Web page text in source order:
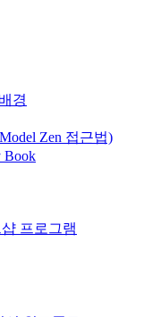
경
Zen 접근법)
Book
프로그램